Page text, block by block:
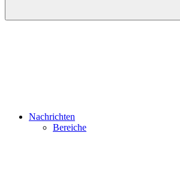
Nachrichten
Bereiche